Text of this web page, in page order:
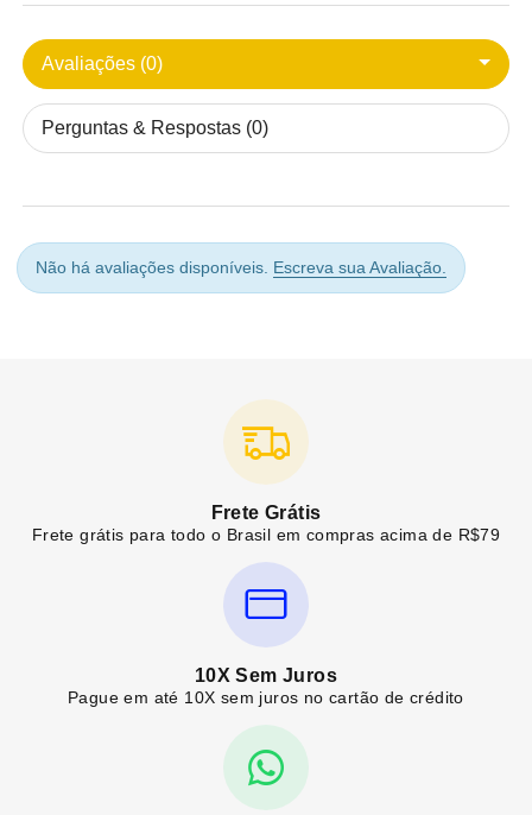
Avaliações (0)
Perguntas & Respostas (0)
Não há avaliações disponíveis. Escreva sua Avaliação.
Frete Grátis
Frete grátis para todo o Brasil em compras acima de R$79
10X Sem Juros
Pague em até 10X sem juros no cartão de crédito